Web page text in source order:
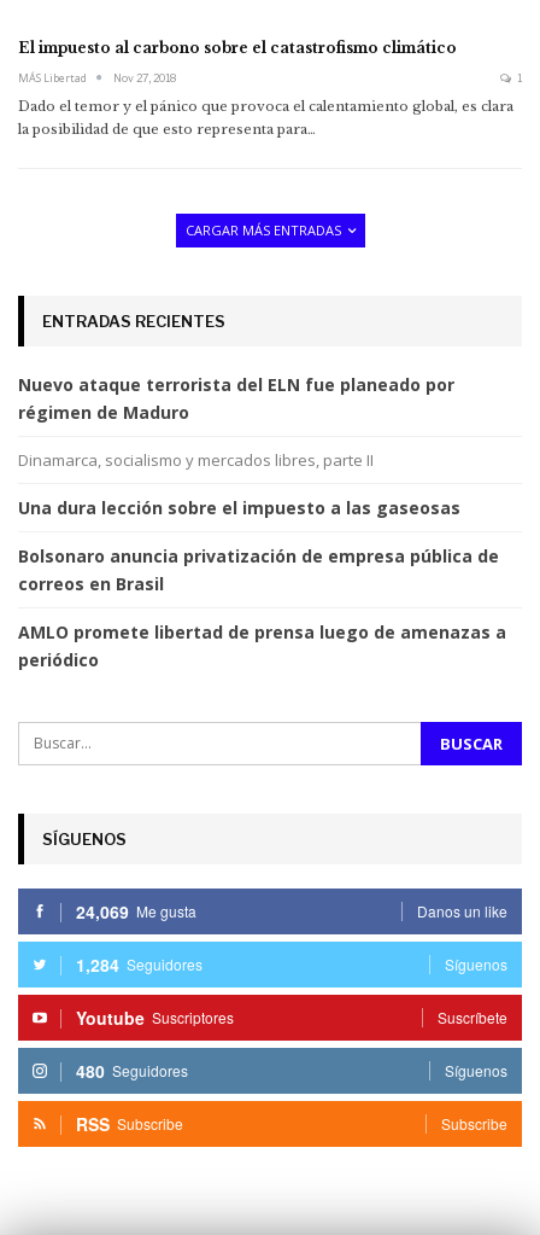
El impuesto al carbono sobre el catastrofismo climático
MÁS Libertad Nov 27, 2018 1
Dado el temor y el pánico que provoca el calentamiento global, es clara
la posibilidad de que esto representa para…
CARGAR MÁS ENTRADAS
ENTRADAS RECIENTES
Nuevo ataque terrorista del ELN fue planeado por
régimen de Maduro
Dinamarca, socialismo y mercados libres, parte II
Una dura lección sobre el impuesto a las gaseosas
Bolsonaro anuncia privatización de empresa pública de
correos en Brasil
AMLO promete libertad de prensa luego de amenazas a
periódico
SÍGUENOS
24,069 Me gusta Danos un like
1,284 Seguidores Síguenos
Youtube Suscriptores Suscríbete
480 Seguidores Síguenos
RSS Subscribe Subscribe